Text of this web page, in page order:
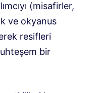
(misafirler,
ve okyanus
resifleri
bir